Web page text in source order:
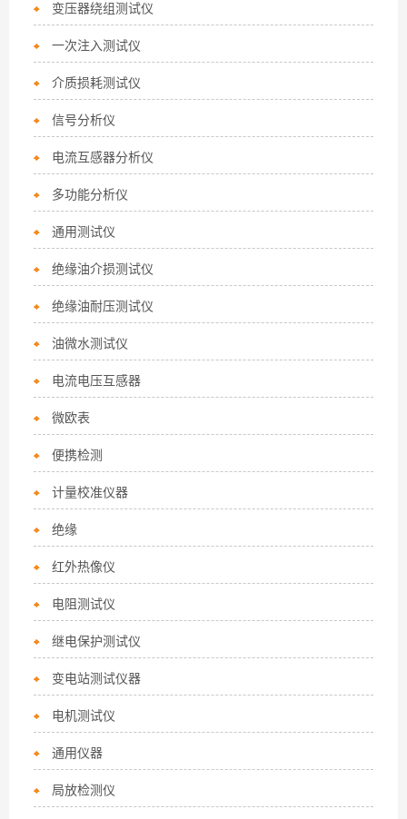
变压器绕组测试仪
一次注入测试仪
介质损耗测试仪
信号分析仪
电流互感器分析仪
多功能分析仪
通用测试仪
绝缘油介损测试仪
绝缘油耐压测试仪
油微水测试仪
电流电压互感器
微欧表
便携检测
计量校准仪器
绝缘
红外热像仪
电阻测试仪
继电保护测试仪
变电站测试仪器
电机测试仪
通用仪器
局放检测仪